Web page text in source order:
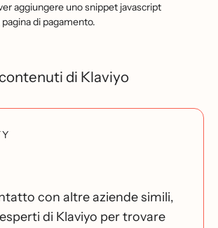
aggiungere uno snippet javascript
di pagamento.
di Klaviyo
con altre aziende simili,
di Klaviyo per trovare